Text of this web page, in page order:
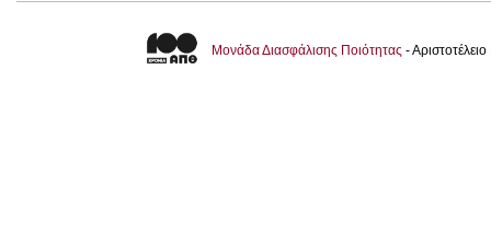
Μονάδα Διασφάλισης Ποιότητας -